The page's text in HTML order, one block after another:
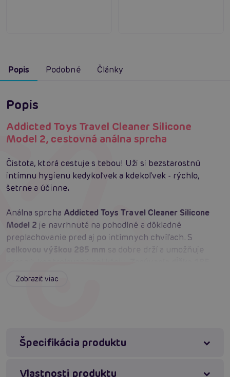
Popis Podobné Články
Popis
Addicted Toys Travel Cleaner Silicone
Model 2, cestovná análna sprcha
Čistota, ktorá cestuje s tebou! Uži si bezstarostnú
intímnu hygienu kedykoľvek a kdekoľvek - rýchlo,
šetrne a účinne.
Análna sprcha Addicted Toys Travel Cleaner Silicone
Model 2 je navrhnutá na pohodlné a dôkladné
preplachovanie pred aj po intímnych chvíľach. S
celkovou výškou 285 mm sa dobre drží a umožňuje
mm bezpečne dosiahne do potrebnej hĺbky a zaistí
šírkou 27 mm podporuje hladký prietok, takže čistenie
je rýchle a pohodlné.Kapacita 160 ml
vystačí na viac
Odolnésilikónové prevedenie je mäkké na dotyk , ľahko
Zobraziť viac
Špecifikácia produktu
Vlastnosti produktu